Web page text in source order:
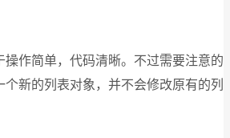
操作简单，代码清晰。不过需要注意的
新的列表对象，并不会修改原有的列